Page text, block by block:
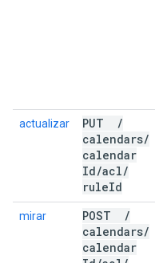
actualizar PUT
/
calendars/
calendar
Id/acl/
ruleId
mirar POST
/
calendars/
calendar